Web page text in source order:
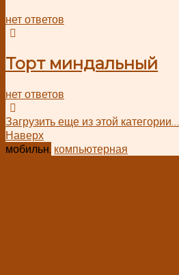
нет ответов
Торт миндальный
нет ответов
Загрузить еще из этой категории…
Наверх
мобильн. компьютерная